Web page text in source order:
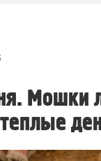
Мошки